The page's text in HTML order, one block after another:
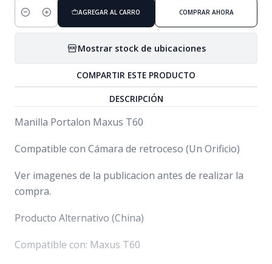
Cantidad
AGREGAR AL CARRO COMPRAR AHORA
Mostrar stock de ubicaciones
COMPARTIR ESTE PRODUCTO
DESCRIPCIÓN
Manilla Portalon Maxus T60
Compatible con Cámara de retroceso (Un Orificio)
Ver imagenes de la publicacion antes de realizar la
compra.
Producto Alternativo (China)
Compatible con: Maxus T60